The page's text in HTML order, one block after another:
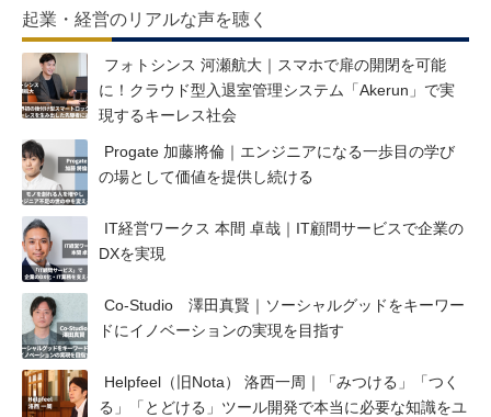
起業・経営のリアルな声を聴く
フォトシンス 河瀬航大｜スマホで扉の開閉を可能
に！クラウド型入退室管理システム「Akerun」で実
現するキーレス社会
Progate 加藤將倫｜エンジニアになる一歩目の学び
の場として価値を提供し続ける
IT経営ワークス 本間 卓哉｜IT顧問サービスで企業の
DXを実現
Co-Studio 澤田真賢｜ソーシャルグッドをキーワー
ドにイノベーションの実現を目指す
Helpfeel（旧Nota） 洛西一周｜「みつける」「つく
る」「とどける」ツール開発で本当に必要な知識をユ